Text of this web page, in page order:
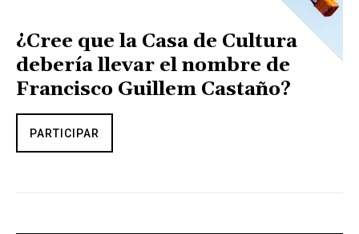
¿Cree que la Casa de Cultura
debería llevar el nombre de
Francisco Guillem Castaño?
PARTICIPAR